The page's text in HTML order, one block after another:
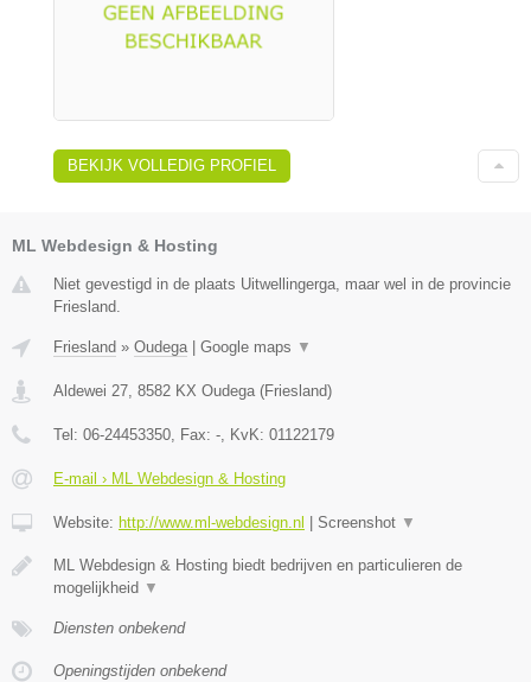
BEKIJK VOLLEDIG PROFIEL
ML Webdesign & Hosting
Niet gevestigd in de plaats Uitwellingerga, maar wel in de provincie
Friesland.
Friesland » Oudega | Google maps ▼
Aldewei 27 8582 KX Oudega (Friesland)
Tel: 06-24453350 , Fax: - , KvK: 01122179
E-mail › ML Webdesign & Hosting
Website: http://www.ml-webdesign.nl | Screenshot ▼
ML Webdesign & Hosting biedt bedrijven en particulieren de
mogelijkheid ▼
Diensten onbekend
Openingstijden onbekend